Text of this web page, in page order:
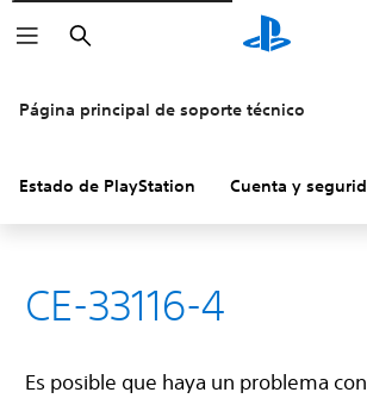
Buscar
Página principal de soporte técnico
Estado de PlayStation Cuenta y
CE-33116-4
Es posible que haya un problema